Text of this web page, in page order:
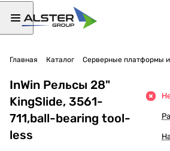
Главная Каталог Серверные платформы
InWin Рельсы 28"
KingSlide, 3561-
711,ball-bearing tool-
less